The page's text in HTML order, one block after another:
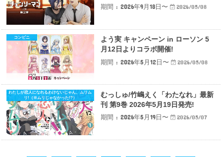
期間 : 2026年9月18日〜
2026/05/08
コンビニ
よう実 キャンペーン in ローソン 5
月12日よりコラボ開催!
期間 : 2026年5月12日〜
2026/05/08
わたしが恋人になれるわけないじゃん、ムリム
リ!（※ムリじゃなかった!?）
むっしゅ/竹嶋えく「わたなれ」最新
刊 第9巻 2026年5月19日発売!
期間 : 2026年5月19日〜
2026/05/07